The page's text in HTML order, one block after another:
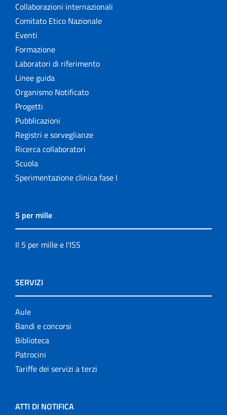
Collaborazioni internazionali
Comitato Etico Nazionale
Eventi
Formazione
Laboratori di riferimento
Linee guida
Organismo Notificato
Progetti
Pubblicazioni
Registri e sorveglianze
Ricerca collaboratori
Scuola
Sperimentazione clinica fase I
5 per mille
Il 5 per mille e l'ISS
SERVIZI
Aule
Bandi e concorsi
Biblioteca
Patrocini
Tariffe dei servizi a terzi
ATTI DI NOTIFICA